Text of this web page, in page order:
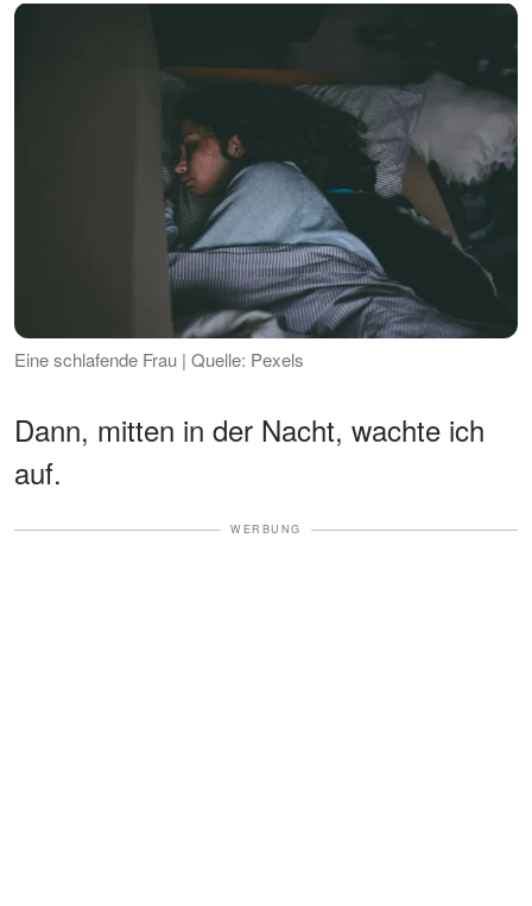
Eine schlafende Frau | Quelle: Pexels
Dann, mitten in der Nacht, wachte ich
auf.
WERBUNG